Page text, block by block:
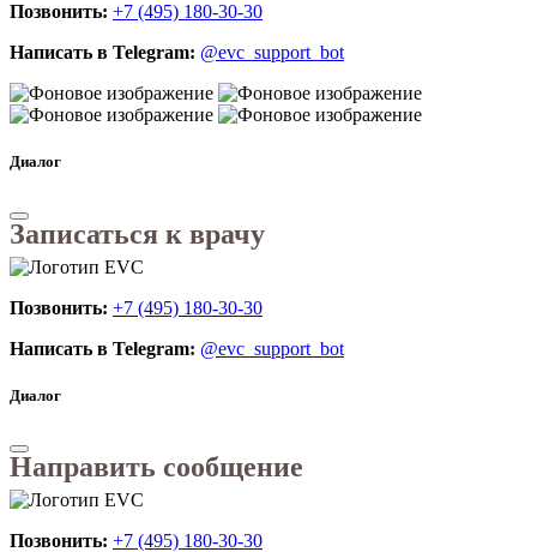
Позвонить: +7 (495) 180-30-30
Написать в Telegram: @evc_support_bot
Диалог
Записаться к врачу
Позвонить: +7 (495) 180-30-30
Написать в Telegram: @evc_support_bot
Диалог
Направить сообщение
Позвонить: +7 (495) 180-30-30